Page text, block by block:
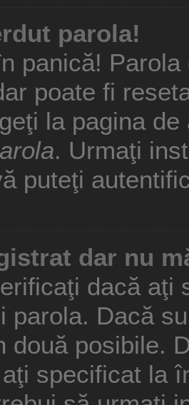
parola!
panică!
poate fi
la pagina
. Urmaţi
puteţi
dar nu
dacă aţi
parola. Dacă
două posibile.
specificat la